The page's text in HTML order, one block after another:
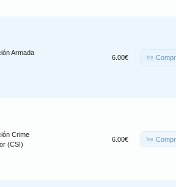
Armada
6.00€
Crime
(CSI)
6.00€